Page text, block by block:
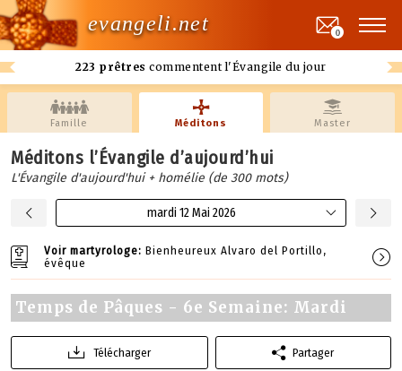
evangeli.net
223 prêtres commentent l'Évangile du jour
0
Famille Méditons Master
Méditons l’Évangile d’aujourd’hui
L'Évangile d'aujourd'hui + homélie (de 300 mots)
mardi 12 Mai 2026
Voir martyrologe: Bienheureux Alvaro del Portillo,
évêque
Temps de Pâques - 6e Semaine: Mardi
Télécharger Partager